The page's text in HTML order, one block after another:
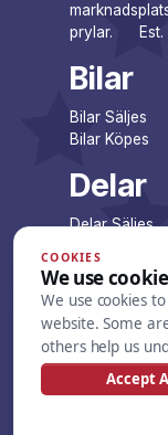
prylar. Est.
Bilar
Bilar Säljes
Bilar Köpes
Delar
Delar Säljes
Lista dina
Övrigt
COOKIES
We use
We use cookies
website. Some
others help us
Accept